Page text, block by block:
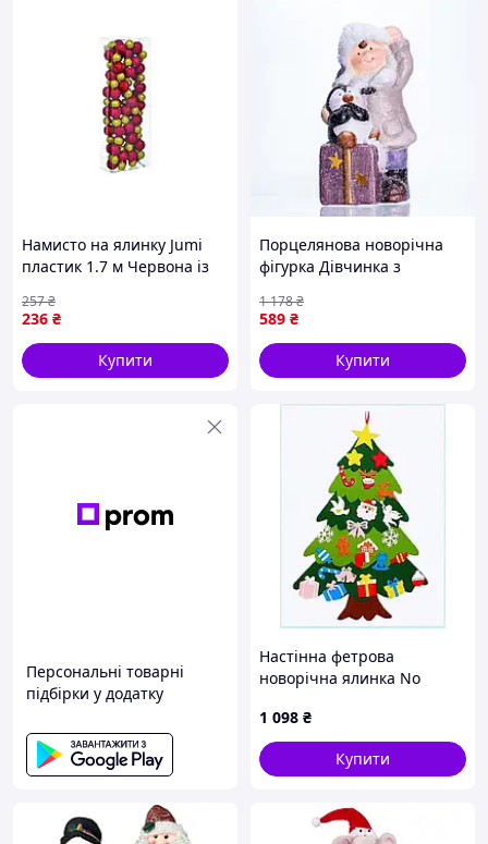
Намисто на ялинку Jumi
пластик 1.7 м Червона із
(5900410884564) —
Доступний
236 ₴
257₴
Купити
Порцелянова новорічна
фігурка Дівчинка з
затишного декору будинку
9 × 10 × 19 см
589 ₴
1 178₴
Купити
Персональні товарні
підбірки у додатку
Настінна фетрова
новорічна ялинка No
Різнокольоровий
(2104618882), 9022K89M7K
1 098 ₴
Купити